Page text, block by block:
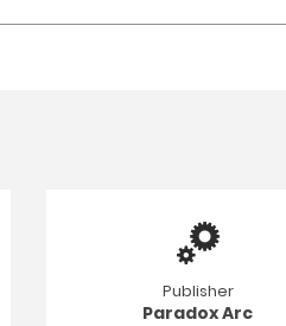
Publisher
Paradox Arc